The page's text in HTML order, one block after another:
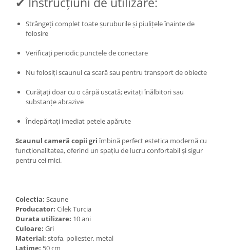
Strângeți complet toate șuruburile și piulițele înainte de
folosire
Verificați periodic punctele de conectare
Nu folosiți scaunul ca scară sau pentru transport de obiecte
Curățați doar cu o cârpă uscată; evitați înălbitori sau
substanțe abrazive
Îndepărtați imediat petele apărute
Scaunul cameră copii griîmbină perfect estetica modernă cu
funcționalitatea, oferind un spațiu de lucru confortabil și sigur
pentru cei mici.
Colectia: Scaune
Producator: Cilek Turcia
Durata utilizare: 10 ani
Culoare: Gri
Material: stofa, poliester, metal
Latime: 50 cm